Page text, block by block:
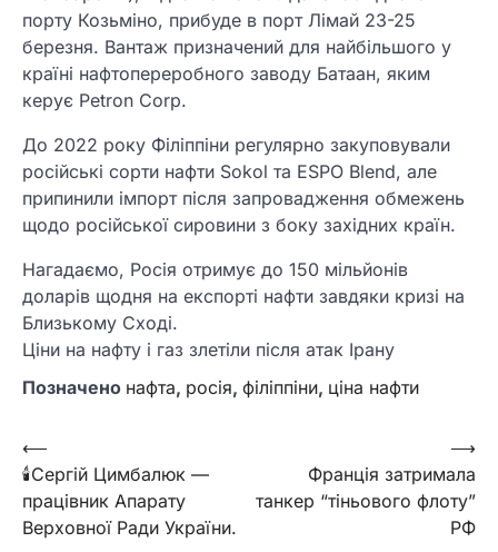
порту Козьміно, ‌прибуде в порт Лімай 23-25
березня. Вантаж призначений для найбільшого у
країні нафтопереробного заводу Батаан, яким
керує Petron Corp.
До 2022 року Філіппіни регулярно закуповували
російські сорти нафти Sokol та ESPO Blend, але
припинили імпорт після запровадження обмежень
щодо російської сировини з боку західних країн.
Нагадаємо, Росія отримує до 150 мільйонів
доларів щодня на експорті нафти завдяки кризі на
Близькому Сході.
Ціни на нафту і газ злетіли після атак Ірану
Позначено нафта, росія, філіппіни, ціна нафти
Навігація
записів
⟵
🕯Сергій Цимбалюк —
працівник Апарату
Верховної Ради України.
Франція затримала
танкер “тіньового флоту”
РФ
⟶